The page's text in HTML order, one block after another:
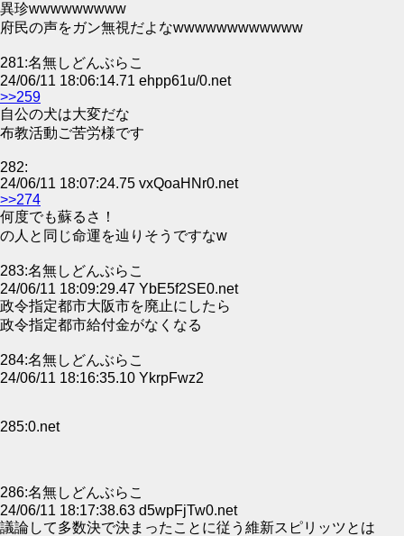
異珍wwwwwwwww
府民の声をガン無視だよなwwwwwwwwwwww
281:名無しどんぶらこ
24/06/11 18:06:14.71 ehpp61u/0.net
>>259
自公の犬は大変だな
布教活動ご苦労様です
282:
24/06/11 18:07:24.75 vxQoaHNr0.net
>>274
何度でも蘇るさ！
の人と同じ命運を辿りそうですなw
283:名無しどんぶらこ
24/06/11 18:09:29.47 YbE5f2SE0.net
政令指定都市大阪市を廃止にしたら
政令指定都市給付金がなくなる
284:名無しどんぶらこ
24/06/11 18:16:35.10 YkrpFwz2
285:0.net
286:名無しどんぶらこ
24/06/11 18:17:38.63 d5wpFjTw0.net
議論して多数決で決まったことに従う維新スピリッツとは